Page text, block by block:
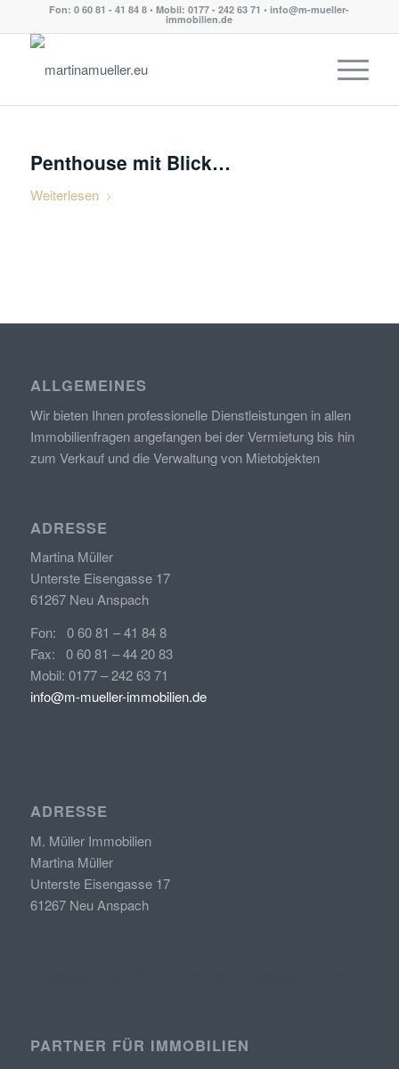
Fon: 0 60 81 - 41 84 8 • Mobil: 0177 - 242 63 71 • info@m-mueller-
immobilien.de
Penthouse mit Blick…
Weiterlesen
ALLGEMEINES
Wir bieten Ihnen professionelle Dienstleistungen in allen
Immobilienfragen angefangen bei der Vermietung bis hin
zum Verkauf und die Verwaltung von Mietobjekten
ADRESSE
Martina Müller
Unterste Eisengasse 17
61267 Neu Anspach
Fon: 0 60 81 – 41 84 8
Fax: 0 60 81 – 44 20 83
Mobil: 0177 – 242 63 71
info@m-mueller-immobilien.de
ADRESSE
M. Müller Immobilien
Martina Müller
Unterste Eisengasse 17
61267 Neu Anspach
PARTNER FÜR IMMOBILIEN